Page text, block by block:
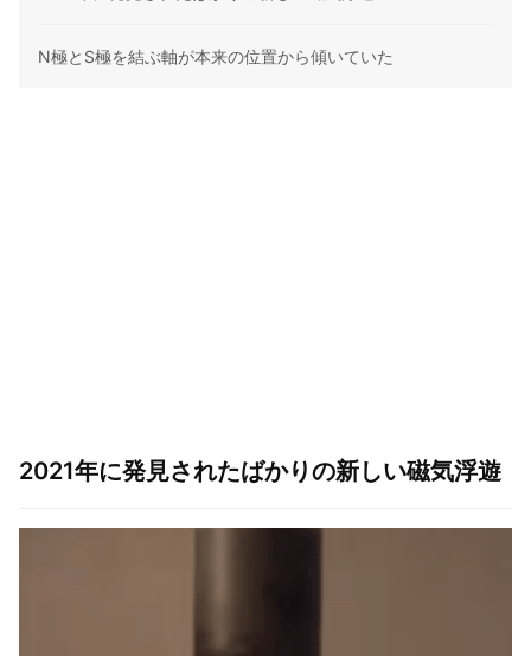
N極とS極を結ぶ軸が本来の位置から傾いていた
2021年に発見されたばかりの新しい磁気浮遊